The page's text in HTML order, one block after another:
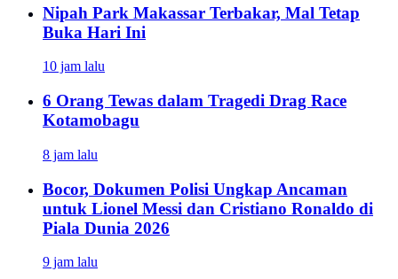
Nipah Park Makassar Terbakar, Mal Tetap
Buka Hari Ini
10 jam lalu
6 Orang Tewas dalam Tragedi Drag Race
Kotamobagu
8 jam lalu
Bocor, Dokumen Polisi Ungkap Ancaman
untuk Lionel Messi dan Cristiano Ronaldo di
Piala Dunia 2026
9 jam lalu